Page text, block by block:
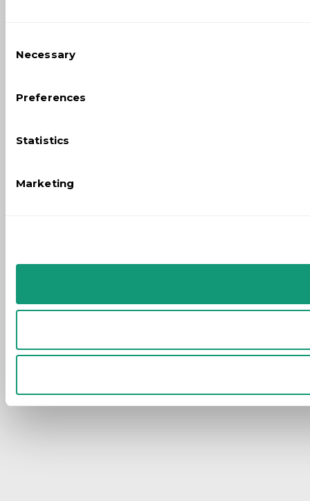
Selection
Necessary
Preferences
Statistics
Marketing